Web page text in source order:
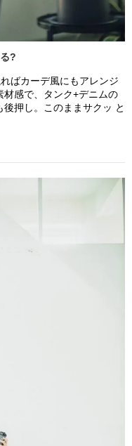
?
ばカーデ風にもアレンジ
感で、タンク+デニムの
押し。このままサクッ と